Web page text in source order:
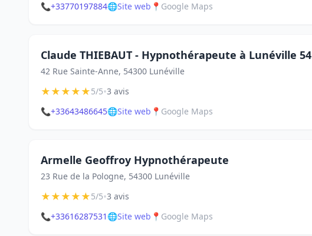
📞+33770197884🌐Site web 📍 Google Maps
Claude THIEBAUT - Hypnothérapeute à Lunéville 54
42 Rue Sainte-Anne, 54300 Lunéville
★★★★★5/5•3 avis
📞+33643486645🌐Site web 📍 Google Maps
Armelle Geoffroy Hypnothérapeute
23 Rue de la Pologne, 54300 Lunéville
★★★★★5/5•3 avis
📞+33616287531 🌐Site web 📍 Google Maps